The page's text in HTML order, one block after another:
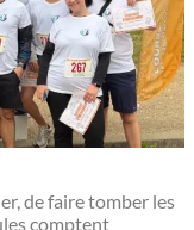
de faire tomber les
comptent